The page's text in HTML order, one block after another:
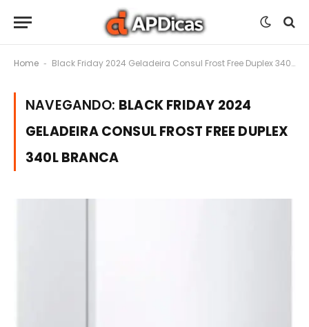
Home - Black Friday 2024 Geladeira Consul Frost Free Duplex 340L Branca
NAVEGANDO: BLACK FRIDAY 2024
GELADEIRA CONSUL FROST FREE DUPLEX
340L BRANCA